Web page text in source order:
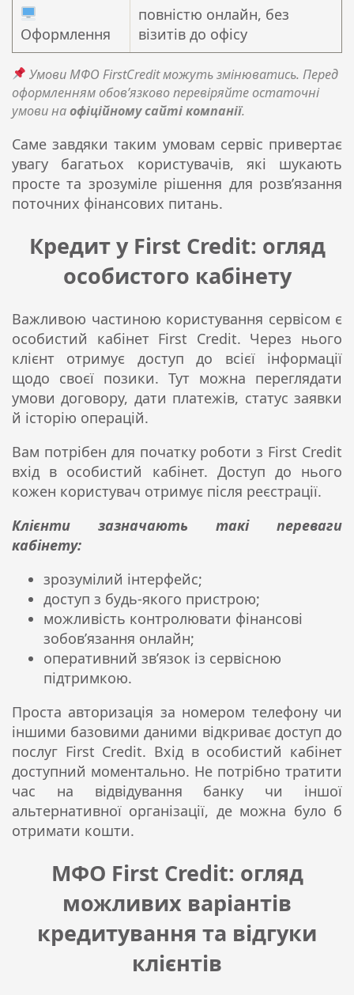
Оформлення
повністю онлайн, без
візитів до офісу
Умови МФО FirstCredit можуть змінюватись. Перед
оформленням обов’язково перевіряйте остаточні
умови наофіційному сайті компанії.
Саме завдяки таким умовам сервіс привертає
увагу багатьох користувачів, які шукають
просте та зрозуміле рішення для розв’язання
поточних фінансових питань.
Кредит у First Credit: огляд
особистого кабінету
Важливою частиною користування сервісом є
особистий кабінет First Credit. Через нього
клієнт отримує доступ до всієї інформації
щодо своєї позики. Тут можна переглядати
умови договору, дати платежів, статус заявки
й історію операцій.
Вам потрібен для початку роботи з First Credit
вхід в особистий кабінет. Доступ до нього
кожен користувач отримує після реєстрації.
Клієнти зазначають такі переваги
кабінету:
зрозумілий інтерфейс;
доступ з будь-якого пристрою;
можливість контролювати фінансові
зобов’язання онлайн;
оперативний зв’язок із сервісною
підтримкою.
Проста авторизація за номером телефону чи
іншими базовими даними відкриває доступ до
послуг First Credit. Вхід в особистий кабінет
доступний моментально. Не потрібно тратити
час на відвідування банку чи іншої
альтернативної організації, де можна було б
отримати кошти.
МФО First Credit: огляд
можливих варіантів
кредитування та відгуки
клієнтів